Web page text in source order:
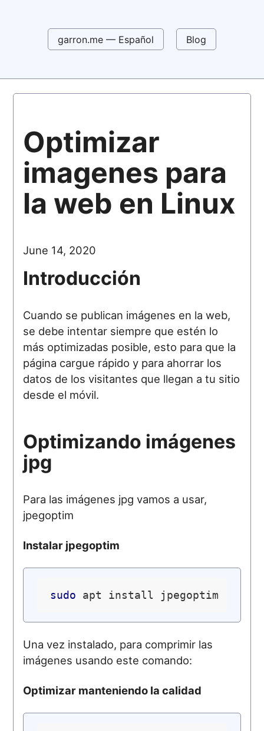
garron.me — Español Blog
Optimizar
imagenes para
la web en Linux
June 14, 2020
Introducción
Cuando se publican imágenes en la web,
se debe intentar siempre que estén lo
más optimizadas posible, esto para que la
página cargue rápido y para ahorrar los
datos de los visitantes que llegan a tu sitio
desde el móvil.
Optimizando imágenes
jpg
Para las imágenes jpg vamos a usar,
jpegoptim
Instalar jpegoptim
sudo
Una vez instalado, para comprimir las
imágenes usando este comando:
Optimizar manteniendo la calidad